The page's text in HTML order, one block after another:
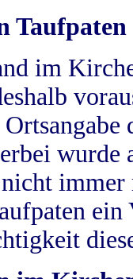
Taufpaten
im
wurde